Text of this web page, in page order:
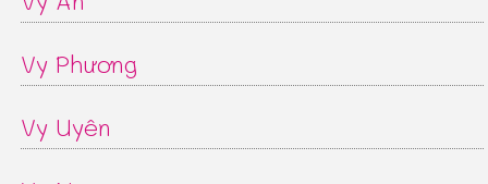
Vy Phương
Vy Uyên